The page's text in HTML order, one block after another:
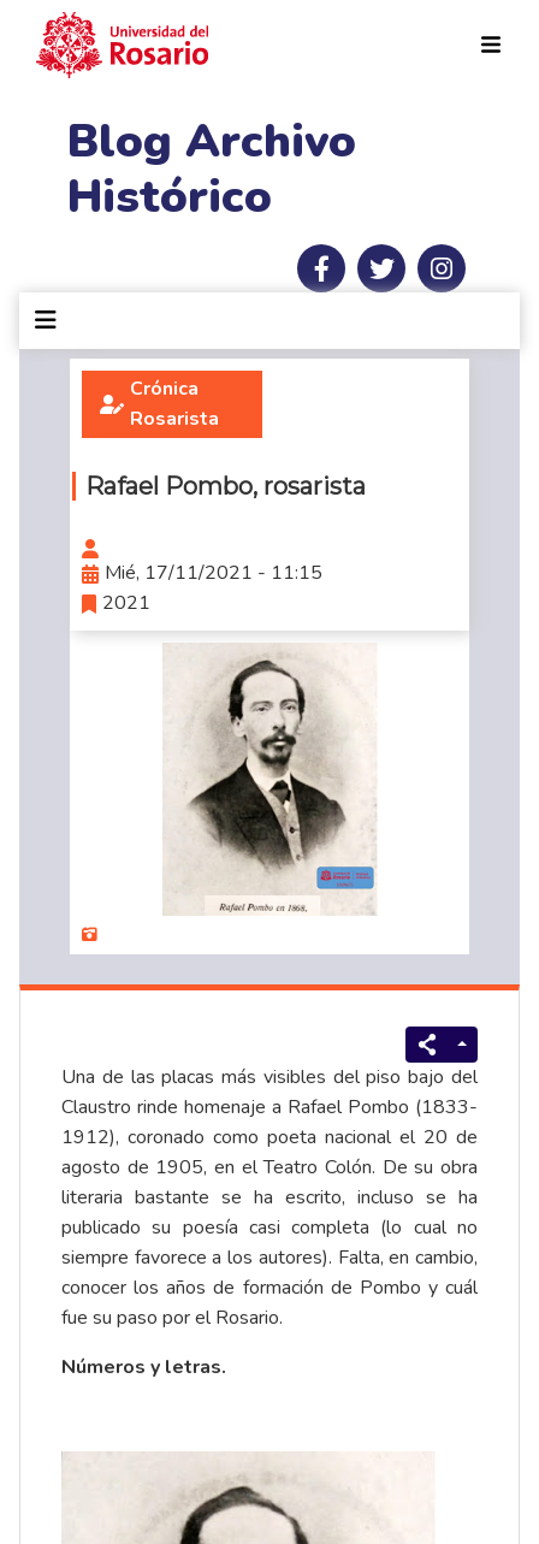
Blog Archivo
Histórico
Crónica
Rosarista
Rafael Pombo, rosarista
Mié, 17/11/2021 - 11:15
2021
Una de las placas más visibles del piso bajo del
Claustro rinde homenaje a Rafael Pombo (1833-
1912), coronado como poeta nacional el 20 de
agosto de 1905, en el Teatro Colón. De su obra
literaria bastante se ha escrito, incluso se ha
publicado su poesía casi completa (lo cual no
siempre favorece a los autores). Falta, en cambio,
conocer los años de formación de Pombo y cuál
fue su paso por el Rosario.
Números y letras.